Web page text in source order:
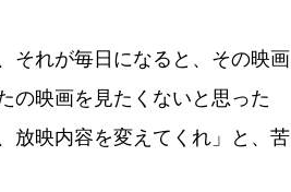
それが毎日になると、その映画
の映画を見たくないと思った
放映内容を変えてくれ」と、苦